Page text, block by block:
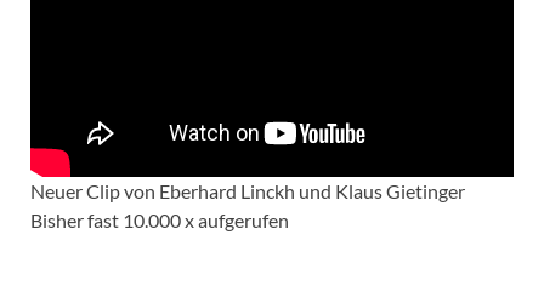
Neuer Clip von Eberhard Linckh und Klaus Gietinger
Bisher fast 10.000 x aufgerufen